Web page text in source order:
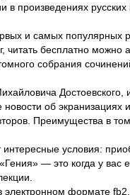
в произведениях
и самых популярных
бесплатно можно
собрания
об экранизациях
Преимущества в
условия:
— это когда у вас
формате